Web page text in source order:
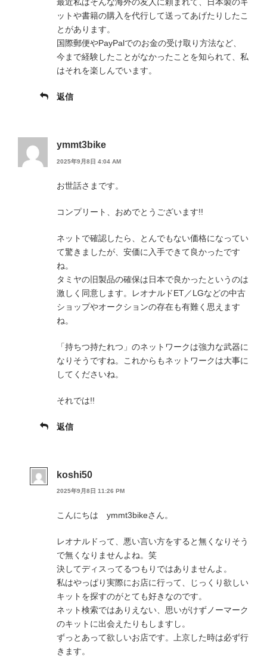
最近私はそんな海外の友人に頼まれて、日本製のキ
ットや書籍の購入を代行して送ってあげたりしたこ
とがあります。
国際郵便やPayPalでのお金の受け取り方法など、
今まで経験したことがなかったことを知られて、私
はそれを楽しんでいます。
返信
ymmt3bike
2025年9月8日 4:04 AM
お世話さまです。
コンプリート、おめでとうございます!!
ネットで確認したら、とんでもない価格になってい
て驚きましたが、安価に入手できて良かったです
ね。
タミヤの旧製品の確保は日本で良かったというのは
激しく同意します。レオナルドET／LGなどの中古
ショップやオークションの存在も有難く思えます
ね。
「持ちつ持たれつ」のネットワークは強力な武器に
なりそうですね。これからもネットワークは大事に
してくださいね。
それでは!!
返信
koshi50
2025年9月8日 11:26 PM
こんにちは ymmt3bikeさん。
レオナルドって、悪い言い方をすると無くなりそう
で無くなりませんよね。笑
決してディスってるつもりではありませんよ。
私はやっぱり実際にお店に行って、じっくり欲しい
キットを探すのがとても好きなのです。
ネット検索ではありえない、思いがけずノーマーク
のキットに出会えたりもしますし。
ずっとあって欲しいお店です。上京した時は必ず行
きます。